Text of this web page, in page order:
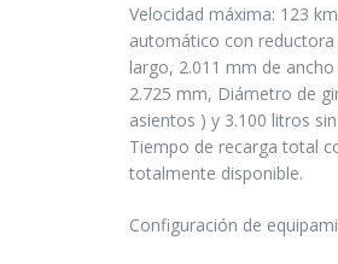
Velocidad máxima: 123
automático con
largo, 2.011 mm de
2.725 mm, Diámetro de
asientos ) y 3.100 litros
Tiempo de recarga total
totalmente disponible.
Configuración de